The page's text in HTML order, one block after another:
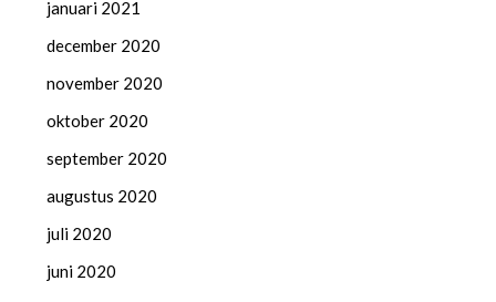
januari 2021
december 2020
november 2020
oktober 2020
september 2020
augustus 2020
juli 2020
juni 2020